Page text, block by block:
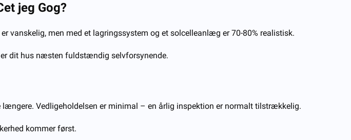
et jeg Gog?
men med et lagringssystem og et solcelleanlæg er 70-80% realistisk.
dit hus næsten fuldstændig selvforsynende.
Vedligeholdelsen er minimal – en årlig inspektion er normalt tilstrækkelig.
kommer først.